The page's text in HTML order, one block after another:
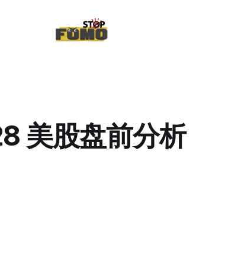
美股盘前分析